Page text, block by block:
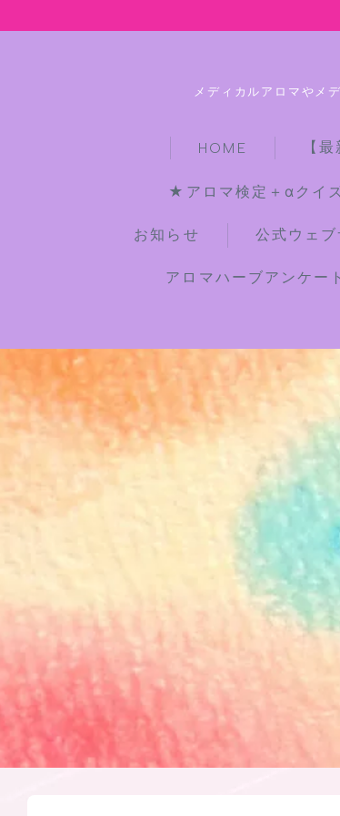
メディカルアロマやメ
HOME 【
★アロマ検定＋αクイ
お知らせ 公式ウェ
アロマハーブアンケート